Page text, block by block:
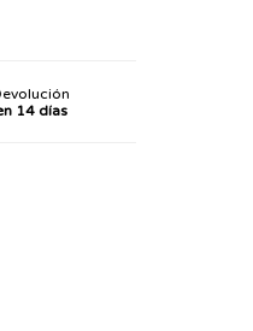
14 días